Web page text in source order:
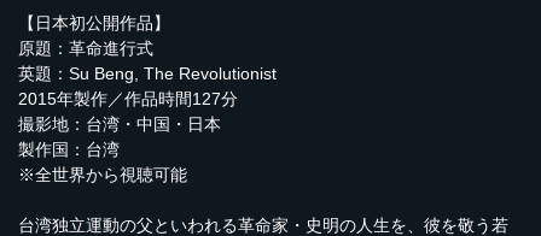
【日本初公開作品】
原題：革命進行式
英題：Su Beng, The Revolutionist
2015年製作／作品時間127分
撮影地：台湾・中国・日本
製作国：台湾
※全世界から視聴可能
台湾独立運動の父といわれる革命家・史明の人生を、彼を敬う若